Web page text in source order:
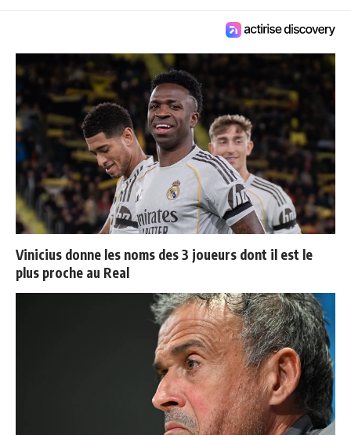
Vinicius donne les noms des 3 joueurs dont il est le
plus proche au Real